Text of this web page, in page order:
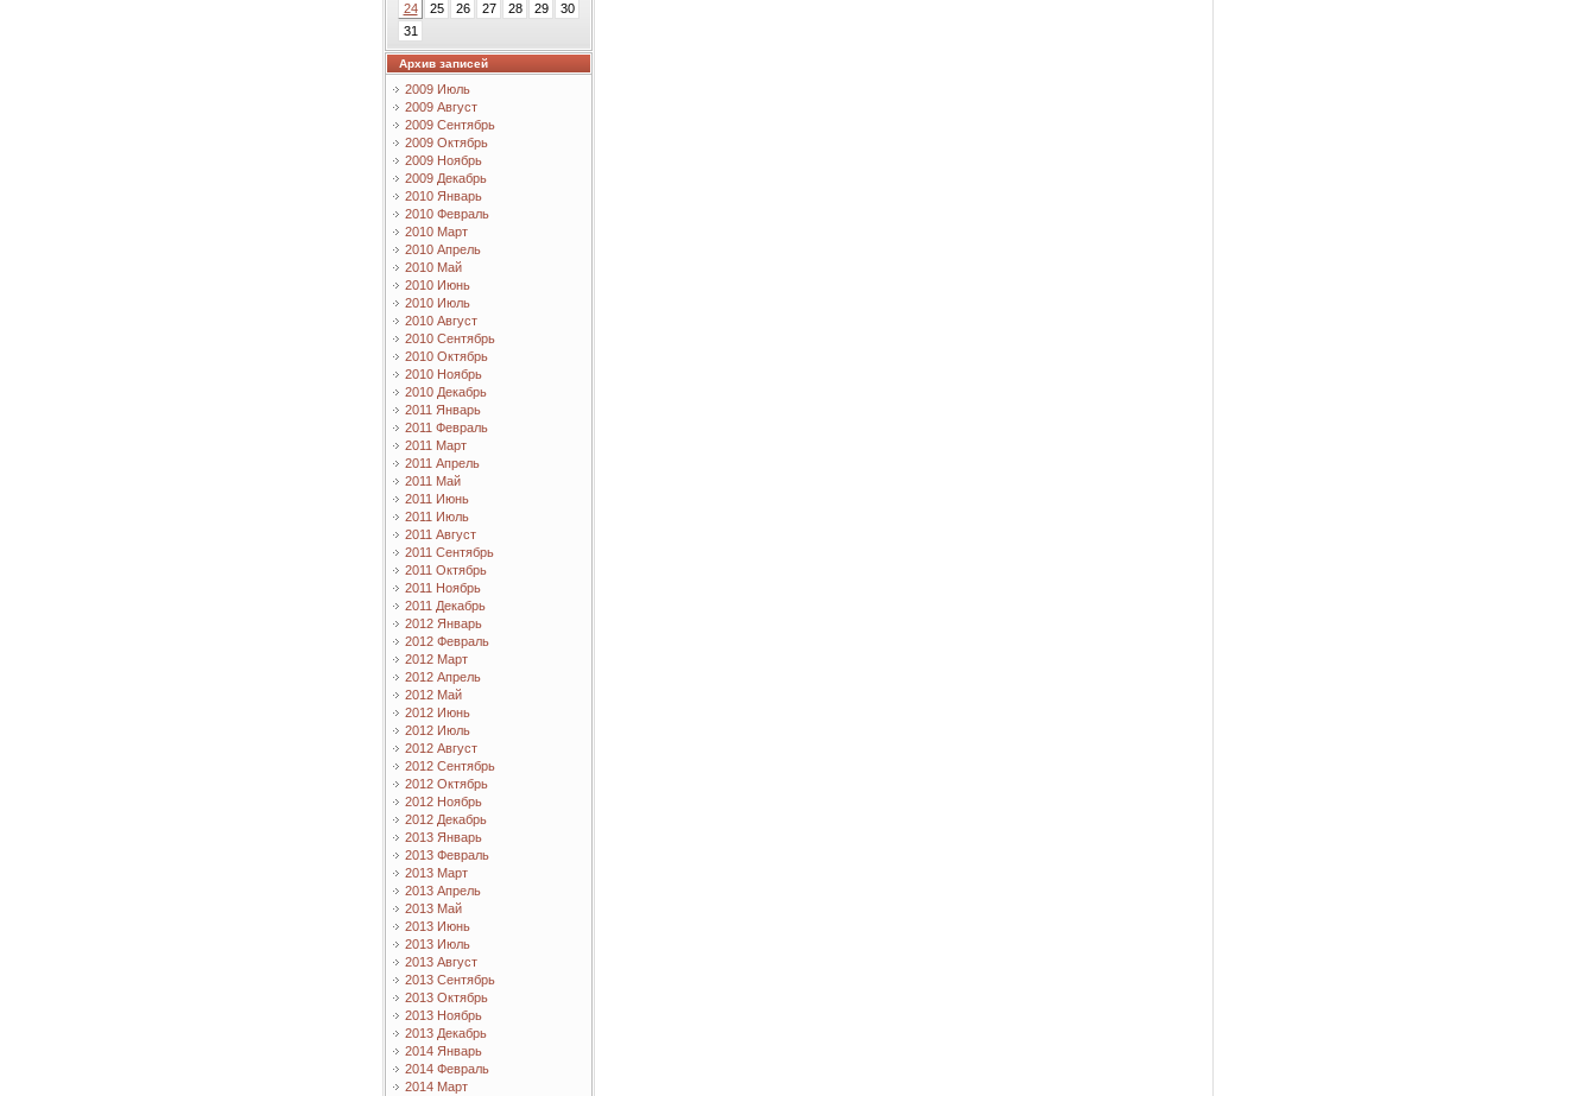
24
25 26 27 28 29
30
31
Архив записей
2009 Июль
2009 Август
2009 Сентябрь
2009 Октябрь
2009 Ноябрь
2009 Декабрь
2010 Январь
2010 Февраль
2010 Март
2010 Апрель
2010 Май
2010 Июнь
2010 Июль
2010 Август
2010 Сентябрь
2010 Октябрь
2010 Ноябрь
2010 Декабрь
2011 Январь
2011 Февраль
2011 Март
2011 Апрель
2011 Май
2011 Июнь
2011 Июль
2011 Август
2011 Сентябрь
2011 Октябрь
2011 Ноябрь
2011 Декабрь
2012 Январь
2012 Февраль
2012 Март
2012 Апрель
2012 Май
2012 Июнь
2012 Июль
2012 Август
2012 Сентябрь
2012 Октябрь
2012 Ноябрь
2012 Декабрь
2013 Январь
2013 Февраль
2013 Март
2013 Апрель
2013 Май
2013 Июнь
2013 Июль
2013 Август
2013 Сентябрь
2013 Октябрь
2013 Ноябрь
2013 Декабрь
2014 Январь
2014 Февраль
2014 Март